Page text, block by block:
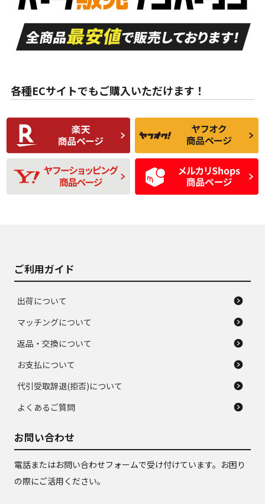
A
走行距離も少なく、
目立つ傷もほとんど
ない中古品
A
走行距離も少なく、
非常に状態の良い中
古品
な中古品
んどない中古品
C
比較的きれいな中古
品
C
られるが、使用に問
題のない中古品
D
使用感や目立つ傷が
あり、一般的な中古
品
D
残り溝も少なく、偏
磨耗がみられ、短期
間使用できるくらい
の中古品
各種ECサイトでもご購入いただけます！
ご利用ガイド
出荷について
マッチングについて
返品・交換について
お支払について
代引受取辞退(拒否)について
よくあるご質問
お問い合わせ
電話またはお問い合わせフォームで受け付けています。お困り
の際にご活用ください。